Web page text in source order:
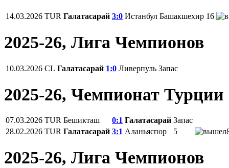
14.03.2026 TUR Галатасарай 3:0 Истанбул Башакшехир 16
2025-26, Лига Чемпионов
10.03.2026 CL Галатасарай 1:0 Ливерпуль Запас
2025-26, Чемпионат Турции
07.03.2026 TUR Бешикташ 0:1 Галатасарай Запас
28.02.2026 TUR Галатасарай 3:1 Аланьяспор 5
2025-26, Лига Чемпионов